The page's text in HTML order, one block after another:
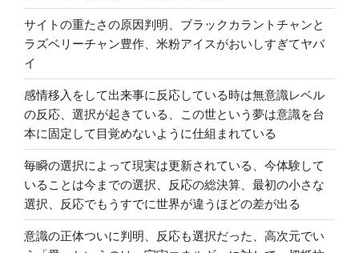
サイトの重たさの原因判明、ブラックカラントチャンと
ラズベリーチャン豊作、米粉アイスがおいしすぎてヤバ
イ
感情移入をして出来事に反応している時は無意識レベル
の反応、選択が起きている、この世という夢は意識を台
本に固定して目覚めないように仕組まれている
毎瞬の選択によって現実は更新されている、今体験して
いることは今までの選択、反応の総決算、最初の小さな
選択、反応でもうすでに世界が違うほどの差が出る
意識の正体ついに判明、反応も選択だった、高次元でい